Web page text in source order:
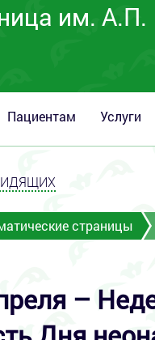
им. А.П.
Пациентам Услуги
страницы
–